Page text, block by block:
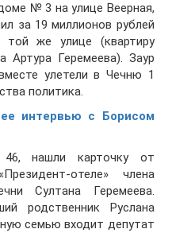
№ 3 на улице Веерная,
за 19 миллионов рублей
же улице (квартиру
Артура Геремеева). Заур
улетели в Чечню 1
политика.
интервью с Борисом
нашли карточку от
отеле» члена
Султана Геремеева.
родственник Руслана
семью входит депутат